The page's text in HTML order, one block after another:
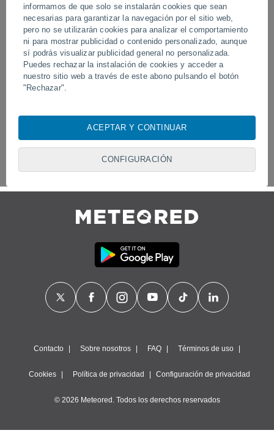
informamos de que solo se instalarán cookies que sean
necesarias para garantizar la navegación por el sitio web,
pero no se utilizarán cookies para analizar el comportamiento
ni para mostrar publicidad o contenido personalizado, aunque
sí podrás visualizar publicidad general no personalizada.
Puedes rechazar la instalación de cookies y acceder a
nuestro sitio web a través de este abono pulsando el botón
"Rechazar".
cookies, identificadores únicos o tecnologías similares para
almacenar, acceder y procesar datos personales como su
visita en este sitio web, las direcciones IP y los
identificadores de cookies. Es posible que algunos
proveedores traten tus datos personales en virtud de un
Política de Cookiesen este sitio web.
tratamiento de datos:
Almacenar la información en un dispositivo y/o acceder a
básicos, crear perfiles para publicidad personalizada, utilizar
perfiles para seleccionar la publicidad personalizada, crear un
perfil para personalizar el contenido, uso de perfiles para la
comprender al público a través de estadísticas o a través de
con el objetivo de seleccionar el contenido.
Datos de localización geográfica precisa e identificación
ACEPTAR Y CONTINUAR
CONFIGURACIÓN
Tornados y lluvias torrenciales en
Pelotas, Brasil.
Un rayo impactó en un
Síguenos
Contacto Sobre nosotros FAQ Términos de uso
Cookies Política de privacidad Configuración de privacidad
© 2026 Meteored. Todos los derechos reservados